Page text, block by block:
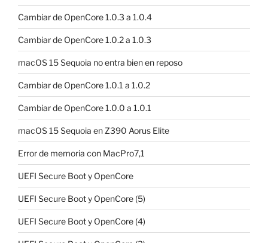
Cambiar de OpenCore 1.0.3 a 1.0.4
Cambiar de OpenCore 1.0.2 a 1.0.3
macOS 15 Sequoia no entra bien en reposo
Cambiar de OpenCore 1.0.1 a 1.0.2
Cambiar de OpenCore 1.0.0 a 1.0.1
macOS 15 Sequoia en Z390 Aorus Elite
Error de memoria con MacPro7,1
UEFI Secure Boot y OpenCore
UEFI Secure Boot y OpenCore (5)
UEFI Secure Boot y OpenCore (4)